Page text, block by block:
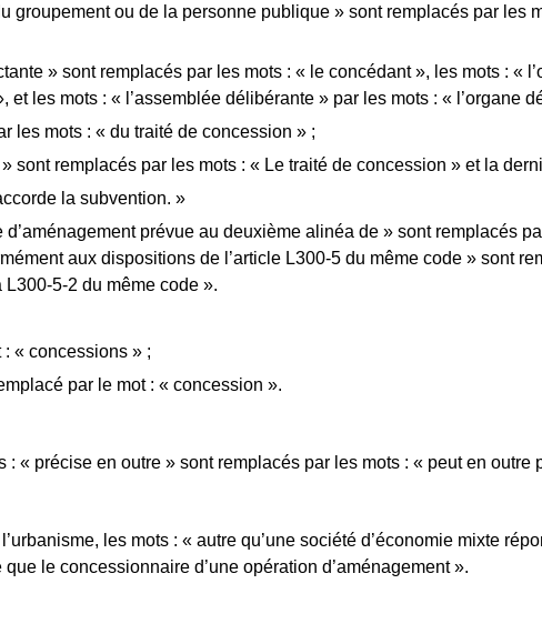
groupement ou de la personne publique » sont remplacés par les
» sont remplacés par les mots : « le concédant », les mots : «
les mots : « l’assemblée délibérante » par les mots : « l’organe
les mots : « du traité de concession » ;
remplacés par les mots : « Le traité de concession » et la
la subvention. »
prévue au deuxième alinéa de » sont remplacés
aux dispositions de l’article L300-5 du même code » sont
5-2 du même code ».
« concessions » ;
par le mot : « concession ».
« précise en outre » sont remplacés par les mots : « peut en outre
les mots : « autre qu’une société d’économie mixte
le concessionnaire d’une opération d’aménagement ».